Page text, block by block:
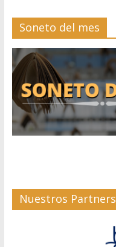
Soneto del mes
Nuestros Partners